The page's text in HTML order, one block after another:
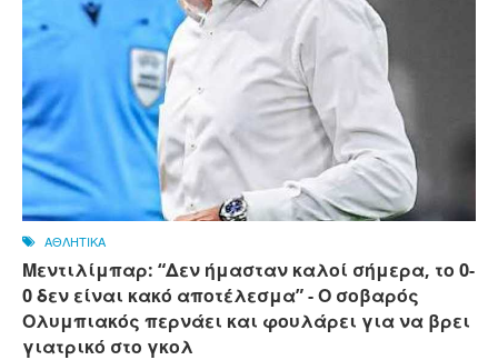
ΑΘΛΗΤΙΚΑ
Μεντιλίμπαρ: “Δεν ήμασταν καλοί σήμερα, το 0-
0 δεν είναι κακό αποτέλεσμα” - Ο σοβαρός
Ολυμπιακός περνάει και φουλάρει για να βρει
γιατρικό στο γκολ